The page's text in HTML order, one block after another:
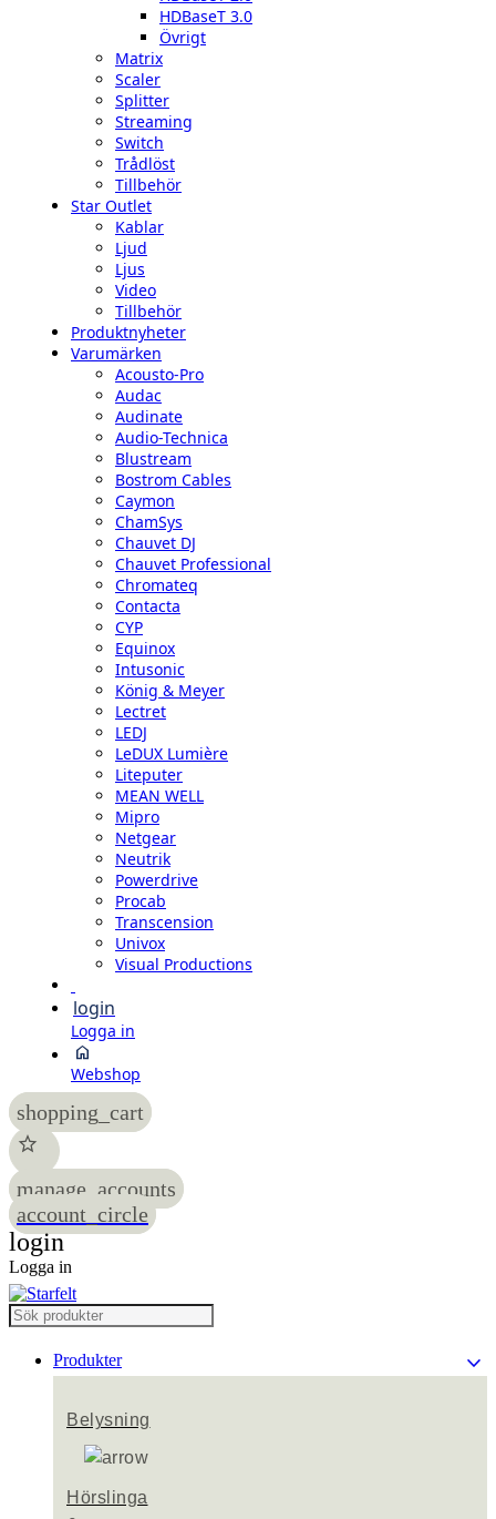
HDBaseT 3.0
Övrigt
Matrix
Scaler
Splitter
Streaming
Switch
Trådlöst
Tillbehör
Star Outlet
Kablar
Ljud
Ljus
Video
Tillbehör
Produktnyheter
Varumärken
Acousto-Pro
Audac
Audinate
Audio-Technica
Blustream
Bostrom Cables
Caymon
ChamSys
Chauvet DJ
Chauvet Professional
Chromateq
Contacta
CYP
Equinox
Intusonic
König & Meyer
Lectret
LEDJ
LeDUX Lumière
Liteputer
MEAN WELL
Mipro
Netgear
Neutrik
Powerdrive
Procab
Transcension
Univox
Visual Productions
login
Logga in
home
Webshop
shopping_cart
star
manage_accounts
account_circle
login
Logga in
Produkter keyboard_arrow_down
Belysning
Hörslinga